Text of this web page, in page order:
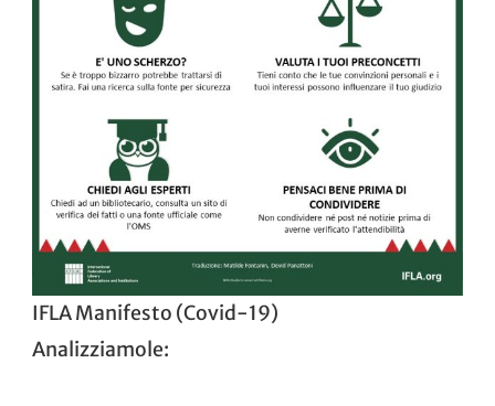
IFLA Manifesto (Covid-19)
Analizziamole: